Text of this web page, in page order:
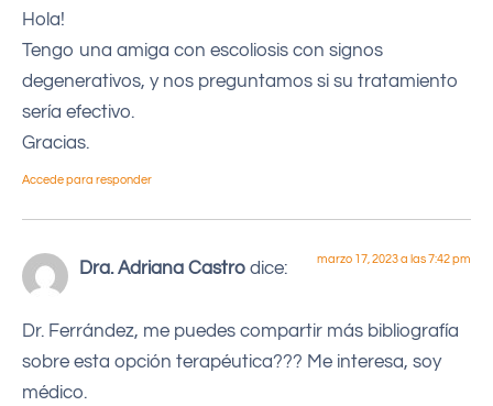
Hola!
Tengo una amiga con escoliosis con signos
degenerativos, y nos preguntamos si su tratamiento
sería efectivo.
Gracias.
Accede para responder
Dra. Adriana Castro dice: marzo 17, 2023 a las 7:42 pm
Dr. Ferrández, me puedes compartir más bibliografía
sobre esta opción terapéutica??? Me interesa, soy
médico.